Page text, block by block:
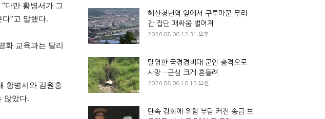
다만 황병서가 그
”고 말했다.
화 교육과는 달리
황병서와 김원홍
않았다.
혜산청년역 앞에서 구루마꾼 무리
간 집단 패싸움 벌어져
2026.08.06 12:31 오후
탈영한 국경경비대 군인 총격으로
사망…군심 크게 흔들려
2026.08.06 10:15 오전
단속 강화에 위험 부담 커진 송금 브